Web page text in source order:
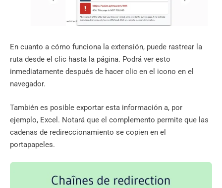
En cuanto a cómo funciona la extensión, puede rastrear la
ruta desde el clic hasta la página. Podrá ver esto
inmediatamente después de hacer clic en el icono en el
navegador.
También es posible exportar esta información a, por
ejemplo, Excel. Notará que el complemento permite que las
cadenas de redireccionamiento se copien en el
portapapeles.